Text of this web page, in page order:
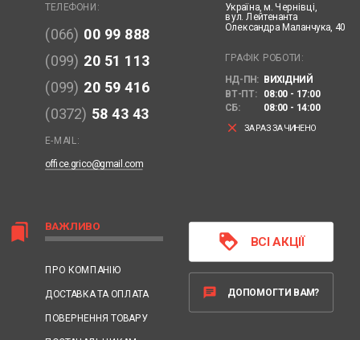
bookmarks ВАЖЛИВО
ПРО КОМПАНІЮ
ДОСТАВКА ТА ОПЛАТА
ПОВЕРНЕННЯ ТОВАРУ
ТЕЛЕФОНИ:
(066) 00 99 888
(099) 20 51 113
(099) 20 59 416
(0372) 58 43 43
E-MAIL:
office.grico@gmail.com
Україна, м. Чернівці,
вул. Лейтенанта
Олександра Маланчука, 40
ГРАФІК РОБОТИ:
НД-ПН: ВИХІДНИЙ
ВТ-ПТ:
08:00 - 17:00
СБ:
08:00 - 14:00
clear ЗАРАЗ ЗАЧИНЕНО
loyalty ВСІ АКЦІЇ
chat ДОПОМОГТИ ВАМ?